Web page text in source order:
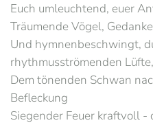
Euch umleuchtend, euer
Träumende Vögel,
Und hymnenbeschwingt,
rhythmusströmenden Lüfte,
Dem tönenden Schwan
Befleckung
Siegender Feuer kraftvoll -